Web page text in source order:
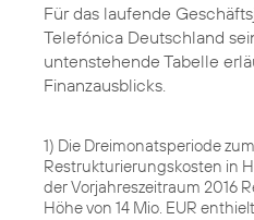
Für das laufende
Telefónica Deutschland
untenstehende Tabelle
Finanzausblicks.
1) Die Dreimonatsperiode
Restrukturierungskosten in
der Vorjahreszeitraum 2016
Höhe von 14 Mio. EUR